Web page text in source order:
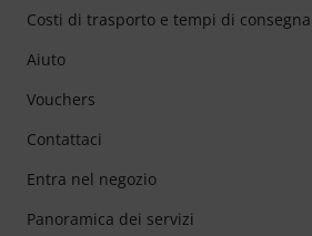
Costi di trasporto e tempi di consegna
Aiuto
Vouchers
Contattaci
Entra nel negozio
Panoramica dei servizi